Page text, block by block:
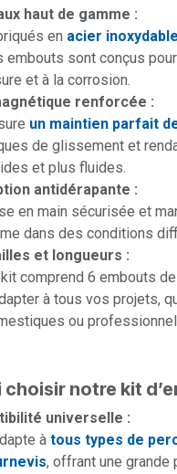
haut de gamme :
en acier
embouts sont conçus
et à la corrosion.
renforcée :
un maintien parfait
de glissement et
et plus fluides.
antidérapante :
en main sécurisée et
dans des conditions
et longueurs :
comprend 6 embouts
à tous vos projets,
ou
notre kit
universelle :
à tous types de
, offrant une grande